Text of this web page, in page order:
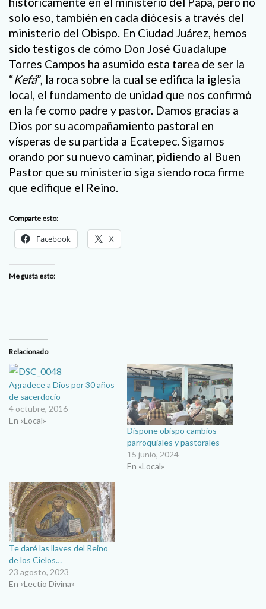
solo eso, también en cada diócesis a través del
ministerio del Obispo. En Ciudad Juárez, hemos
sido testigos de cómo Don José Guadalupe
Torres Campos ha asumido esta tarea de ser la
“Kefá”, la roca sobre la cual se edifica la iglesia
local, el fundamento de unidad que nos confirmó
en la fe como padre y pastor. Damos gracias a
Dios por su acompañamiento pastoral en
vísperas de su partida a Ecatepec. Sigamos
orando por su nuevo caminar, pidiendo al Buen
Pastor que su ministerio siga siendo roca firme
que edifique el Reino.
Comparte esto:
Facebook X
Me gusta esto:
Relacionado
Agradece a Dios por 30 años
de sacerdocio
4 octubre, 2016
En «Local»
Dispone obispo cambios
parroquiales y pastorales
15 junio, 2024
En «Local»
Te daré las llaves del Reino
de los Cielos…
23 agosto, 2023
En «Lectio Divina»